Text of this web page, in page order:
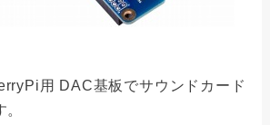
用 DAC基板でサウンドカード